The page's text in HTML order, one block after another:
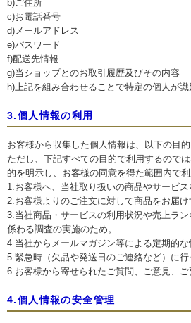
b)ご住所
c)お電話番号
d)メールアドレス
e)パスワード
f)配送先情報
g)当ショップとのお取引履歴及びその内容
h)上記を組み合わせることで特定の個人が
3.個人情報の利用
お客様から収集した個人情報は、以下の目的
ただし、下記すべての目的で利用するので
的を明示し、お客様の同意を得た範囲内で
1.お客様へ、当社取り扱いの商品やサービス
2.お客様よりのご注文に対して商品をお届け
3.当社商品・サービスの利用状況や売上ラ
係わる調査の実施のため。
4.当社からメールマガジン等による定期的な
5.緊急時（欠品や発送日のご連絡など）に行
6.お客様から寄せられたご質問、ご意見、ご
4.個人情報の安全管理